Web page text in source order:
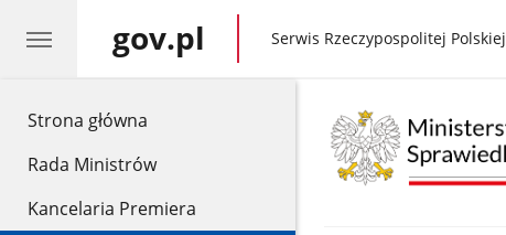
Strona główna
Rada Ministrów
Kancelaria Premiera
gov.pl gov.pl
Serwis Rzeczypospolitej Polskiej